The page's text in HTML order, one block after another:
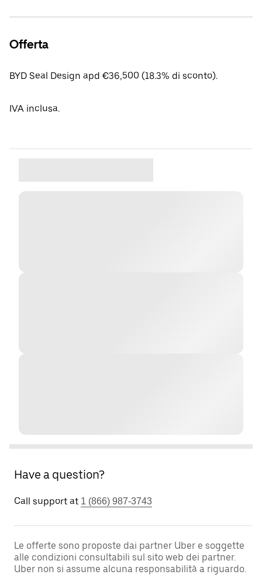
Offerta
BYD Seal Design apd €36,500 (18.3% di sconto).
IVA inclusa.
Have a question?
Call support at 1 (866) 987-3743
Le offerte sono proposte dai partner Uber e soggette
alle condizioni consultabili sul sito web dei partner.
Uber non si assume alcuna responsabilità a riguardo.